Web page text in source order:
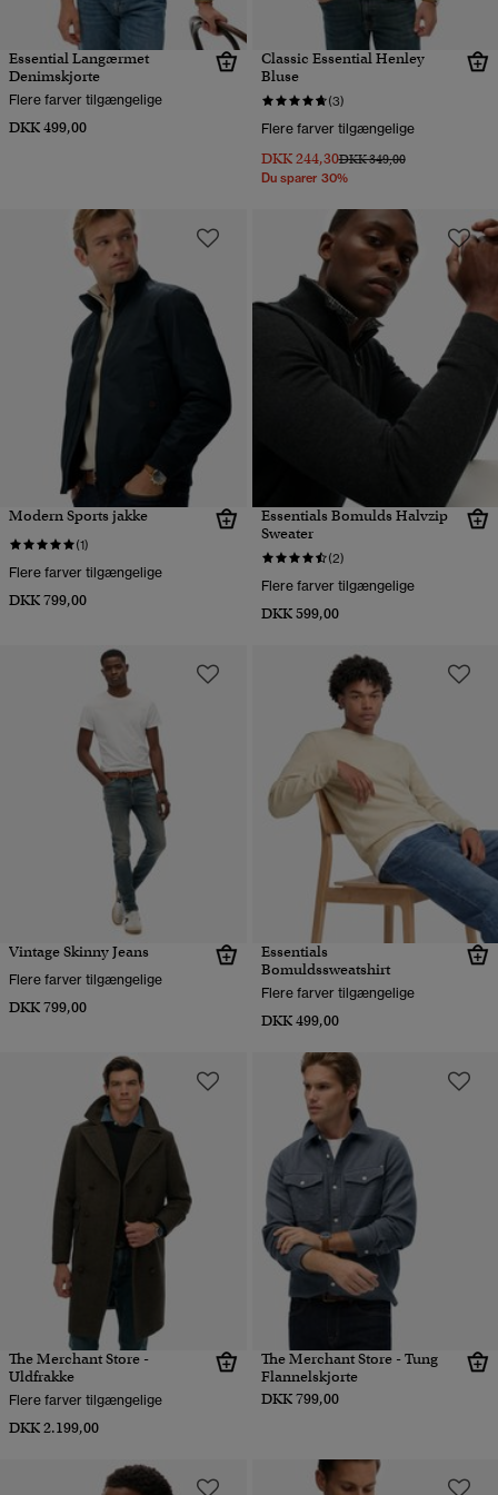
Essential Langærmet
Denimskjorte
Flere farver tilgængelige
DKK 499,00
Classic Essential Henley
Bluse
(3)
Flere farver tilgængelige
DKK 244,30Pris nedsat fra
DKK 349,00til
Du sparer 30%
Modern Sports jakke
(1)
Flere farver tilgængelige
DKK 799,00
Essentials Bomulds Halvzip
Sweater
(2)
Flere farver tilgængelige
DKK 599,00
Vintage Skinny Jeans
Flere farver tilgængelige
DKK 799,00
Essentials
Bomuldssweatshirt
Flere farver tilgængelige
DKK 499,00
The Merchant Store -
Uldfrakke
Flere farver tilgængelige
DKK 2.199,00
The Merchant Store - Tung
Flannelskjorte
DKK 799,00